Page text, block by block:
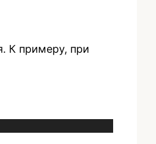
К примеру, при